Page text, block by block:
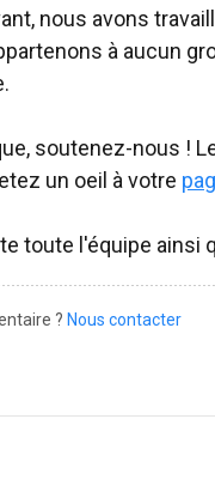
nous avons
à aucun
soutenez-nous !
un oeil à votre
toute l'équipe ainsi
? Nous contacter